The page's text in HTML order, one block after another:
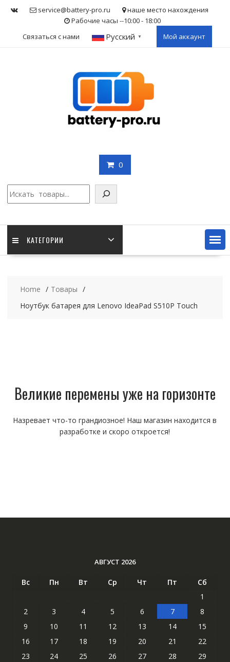
service@battery-pro.ru
наше место нахождения
Рабочие часы --10:00 - 18:00
Связаться с нами
Русский ▼ Мой аккаунт
0
КАТЕГОРИИ
Home
Товары
Ноутбук батарея для Lenovo IdeaPad S510P Touch
Великие перемены уже на горизонте
Назревает что-то грандиозное! Наш магазин находится в
разработке и скоро откроется!
АВГУСТ 2026
Вс Пн Вт Ср Чт Пт
Сб
1
2
3 4 5 6 7
8
9
10 11 12 13 14
15
16
17 18 19 20 21
22
23
24 25 26 27 28
29